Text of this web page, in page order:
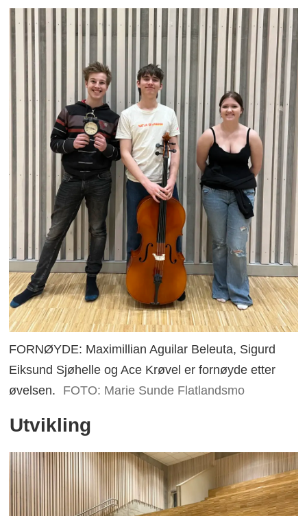
FORNØYDE: Maximillian Aguilar Beleuta, Sigurd
Eiksund Sjøhelle og Ace Krøvel er fornøyde etter
øvelsen.
FOTO: Marie Sunde Flatlandsmo
Utvikling